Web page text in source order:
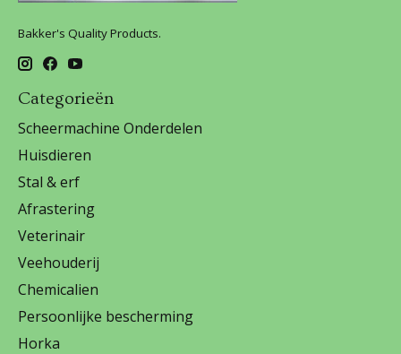
Bakker's Quality Products.
Categorieën
Scheermachine Onderdelen
Huisdieren
Stal & erf
Afrastering
Veterinair
Veehouderij
Chemicalien
Persoonlijke bescherming
Horka